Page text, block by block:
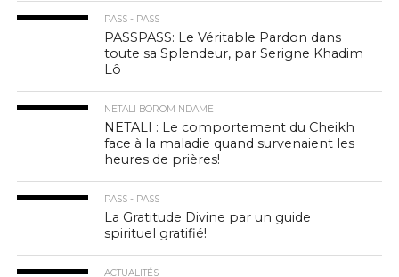
PASS - PASS
PASSPASS: Le Véritable Pardon dans
toute sa Splendeur, par Serigne Khadim
Lô
NETALI BOROM NDAME
NETALI : Le comportement du Cheikh
face à la maladie quand survenaient les
heures de prières!
PASS - PASS
La Gratitude Divine par un guide
spirituel gratifié!
ACTUALITÉS